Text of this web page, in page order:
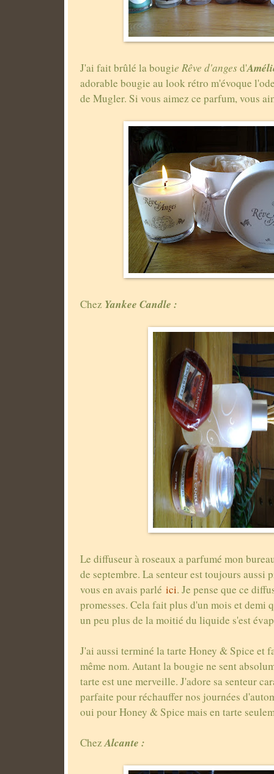
J'ai fait brûlé la bougie Rêve d'angesd'
adorable bougie au look rétro m'évoque
de Mugler. Si vous aimez ce parfum, vous
Chez Yankee Candle :
Le diffuseur à roseaux a parfumé mon
de septembre. La senteur est toujours aussi
vous en avais parlé ici. Je pense que ce
promesses. Cela fait plus d'un mois et demi
un peu plus de la moitié du liquide s'est
J'ai aussi terminé la tarte Honey & Spice et
même nom. Autant la bougie ne sent
tarte est une merveille. J'adore sa senteur
parfaite pour réchauffer nos journées
oui pour Honey & Spice mais en tarte
ChezAlcante :